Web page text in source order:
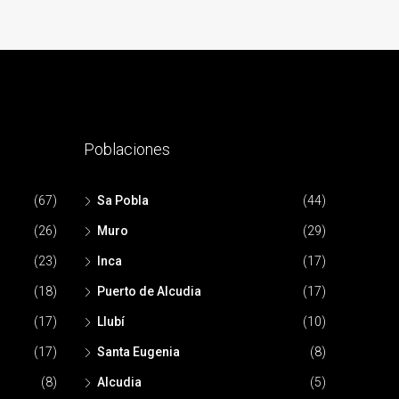
(67)
(26)
(23)
(18)
(17)
(17)
(8)
Poblaciones
Sa Pobla (44)
Muro (29)
Inca (17)
Puerto de Alcudia (17)
Llubí (10)
Santa Eugenia (8)
Alcudia (5)